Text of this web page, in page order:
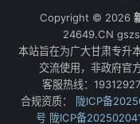
Copyright © 2026
24649.CN
本站旨在为广大甘肃专升
交流使用，非政府官
客服热线：
合规资质：
陇ICP备
号 陇ICP备